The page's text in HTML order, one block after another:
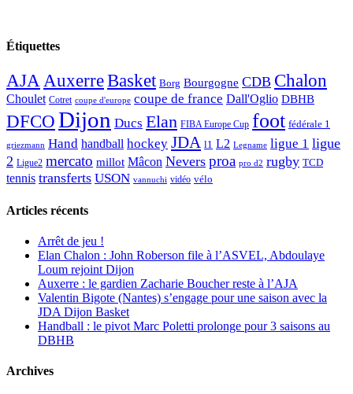
Étiquettes
AJAAuxerreBasket Borg Bourgogne CDB Chalon
Choulet Cotret coupe d'europe coupe de france Dall'Oglio DBHB
DFCODijon Ducs Elan FIBA Europe Cup foot fédérale 1
griezmann Hand handball hockey JDA l1 L2 Legname ligue 1 ligue
2 Ligue2 mercato millot Mâcon Nevers proa pro d2 rugby TCD
tennis transferts USON vannuchi vidéo vélo
Articles récents
Arrêt de jeu !
Elan Chalon : John Roberson file à l’ASVEL, Abdoulaye
Loum rejoint Dijon
Auxerre : le gardien Zacharie Boucher reste à l’AJA
Valentin Bigote (Nantes) s’engage pour une saison avec la
JDA Dijon Basket
Handball : le pivot Marc Poletti prolonge pour 3 saisons au
DBHB
Archives